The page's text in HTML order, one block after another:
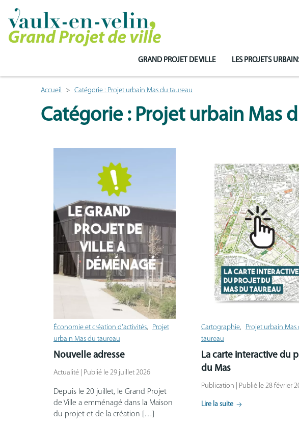
GRAND PROJET DE VILLE LES PROJETS
Accueil Catégorie : Projet urbain Mas du taureau
Catégorie : Projet urbain Mas
Économie et création d'activités
Projet
urbain Mas du taureau
Nouvelle adresse
Actualité | Publié le 29 juillet 2026
Depuis le 20 juillet, le Grand Projet
de Ville a emménagé dans la Maison
du projet et de la création […]
Cartographie
Projet urbain Mas
taureau
La carte interactive du
du Mas
Publication | Publié le 28 février
Lire la suite